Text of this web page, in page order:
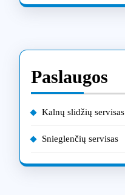
Paslaugos
Kalnų slidžių servisas
Snieglenčių servisas